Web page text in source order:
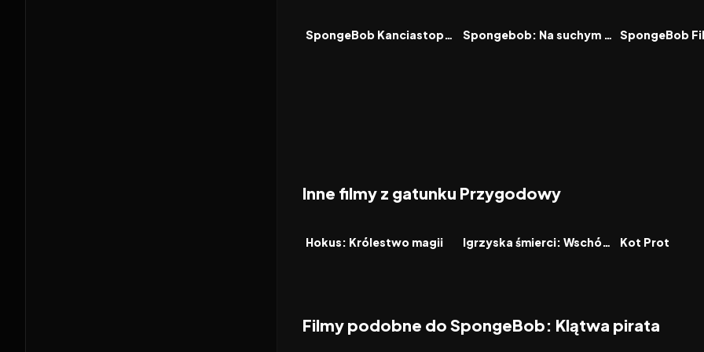
FILM SpongeBob Kanciastoporty FILM Spongebob: Na suchym lądzie FILM
Inne filmy z gatunku Przygodowy
FILM
Hokus: Królestwo magii FILM Igrzyska śmierci: Wschód słońca w dniu dożynek FILM
Kot Prot
Filmy podobne do SpongeBob: Klątwa pirata